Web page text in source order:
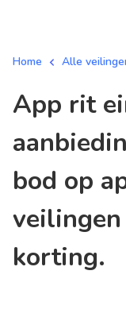
Home Alle
app rit einde belgie /
bod op
korting.